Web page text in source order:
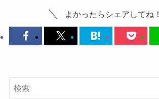
よかったらシェアしてね！